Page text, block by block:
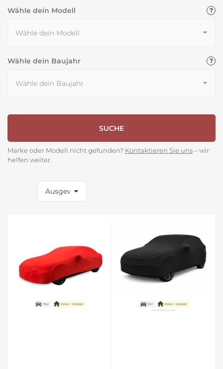
Wähle dein Modell
Wähle dein Baujahr
SUCHE
Marke oder Modell nicht gefunden? Kontaktieren Sie uns – wir
helfen weiter.
S
e
n
c
h